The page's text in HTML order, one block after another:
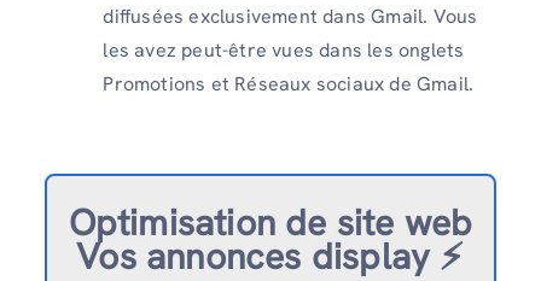
diffusées exclusivement dans Gmail. Vous
les avez peut-être vues dans les onglets
Promotions et Réseaux sociaux de Gmail.
Optimisation de site web
Vos annonces display ⚡️